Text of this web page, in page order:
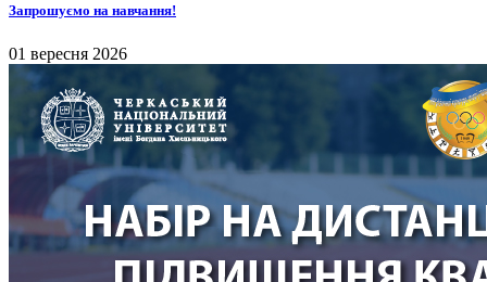
Запрошуємо на навчання!
01 вересня 2026